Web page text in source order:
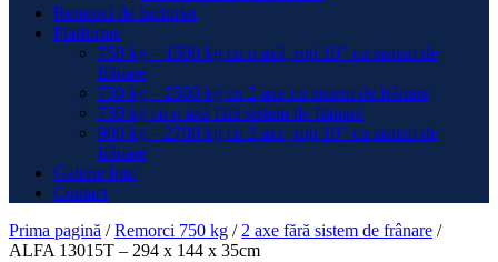
Remorci de Inchiriat
Platforme
750 kg – 1500 kg cu o axă, roți 10” cu sistem de
frânare
750 kg – 2500 kg cu 2 axe cu sistem de frânare
750 kg cu o axă fără sistem de frânare
900 kg – 2700 kg cu 2 axe, roți 10” cu sistem de
frânare
Galerie foto
Contact
Prima pagină / Remorci 750 kg / 2 axe fără sistem de frânare /
ALFA 13015T – 294 x 144 x 35cm